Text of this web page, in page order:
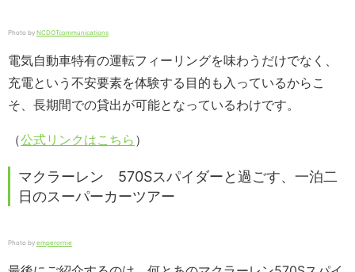
Photo by NCDOTcommunications
電気自動車特有の運転フィーリングを味わうだけでなく、
充電という不安要素を体験する目的も入っているからこ
そ、長期間での貸出が可能となっているわけです。
（公式リンクはこちら ）
マクラーレン 570Sスパイダーと過ごす、一泊二
日のスーパーカーツアー
Photo by emperornie